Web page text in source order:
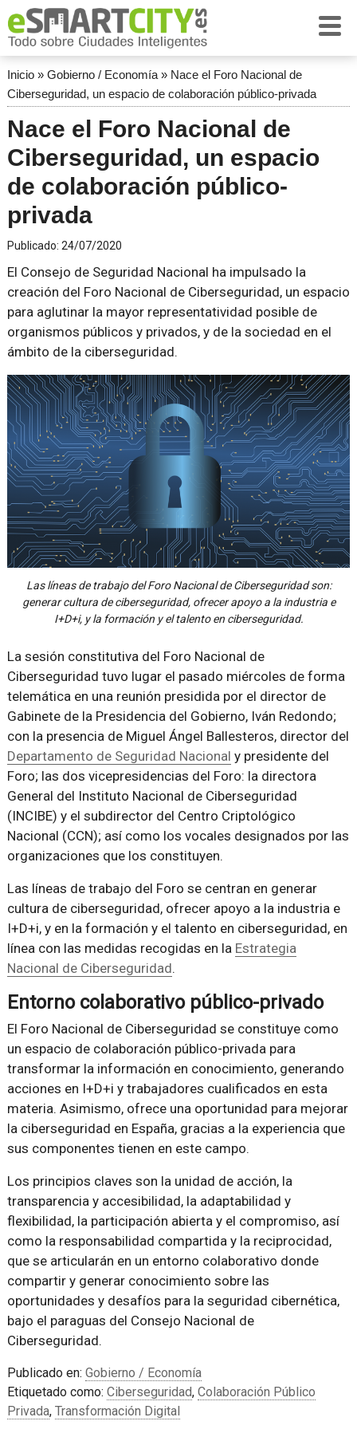
Inicio» Gobierno / Economía» Nace el Foro Nacional de
Ciberseguridad, un espacio de colaboración público-privada
Nace el Foro Nacional de
Ciberseguridad, un espacio
de colaboración público-
privada
Publicado: 24/07/2020
El Consejo de Seguridad Nacional ha impulsado la
creación del Foro Nacional de Ciberseguridad, un espacio
para aglutinar la mayor representatividad posible de
organismos públicos y privados, y de la sociedad en el
ámbito de la ciberseguridad.
Las líneas de trabajo del Foro Nacional de Ciberseguridad son:
generar cultura de ciberseguridad, ofrecer apoyo a la industria e
I+D+i, y la formación y el talento en ciberseguridad.
La sesión constitutiva del Foro Nacional de
Ciberseguridad tuvo lugar el pasado miércoles de forma
telemática en una reunión presidida por el director de
Gabinete de la Presidencia del Gobierno, Iván Redondo;
con la presencia de Miguel Ángel Ballesteros, director del
Departamento de Seguridad Nacional y presidente del
Foro; las dos vicepresidencias del Foro: la directora
General del Instituto Nacional de Ciberseguridad
(INCIBE) y el subdirector del Centro Criptológico
Nacional (CCN); así como los vocales designados por las
organizaciones que los constituyen.
Las líneas de trabajo del Foro se centran en generar
cultura de ciberseguridad, ofrecer apoyo a la industria e
I+D+i, y en la formación y el talento en ciberseguridad, en
línea con las medidas recogidas en la Estrategia
Nacional de Ciberseguridad.
Entorno colaborativo público-privado
El Foro Nacional de Ciberseguridad se constituye como
un espacio de colaboración público-privada para
transformar la información en conocimiento, generando
acciones en I+D+i y trabajadores cualificados en esta
materia. Asimismo, ofrece una oportunidad para mejorar
la ciberseguridad en España, gracias a la experiencia que
sus componentes tienen en este campo.
Los principios claves son la unidad de acción, la
transparencia y accesibilidad, la adaptabilidad y
flexibilidad, la participación abierta y el compromiso, así
como la responsabilidad compartida y la reciprocidad,
que se articularán en un entorno colaborativo donde
compartir y generar conocimiento sobre las
oportunidades y desafíos para la seguridad cibernética,
bajo el paraguas del Consejo Nacional de
Ciberseguridad.
Publicado en: Gobierno / Economía
Etiquetado como: Ciberseguridad, Colaboración Público
Privada, Transformación Digital